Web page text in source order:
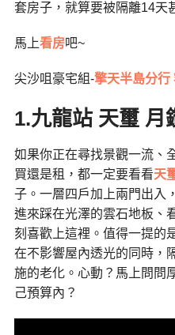
套房子，就算要被隔離14天
馬上看房吧~
尖沙咀豪宅組-擎天半島分行
1.九龍站 天璽 月
如果你正在尋找景觀一流、
買還是租，都一定要看看天
子。一層四戶加上兩門出入
進來踩在光澤的雲石地板、
刻喜歡上這裡。值得一提的
在不影響屋內透光的同時，
施的老化。心動？馬上問問
己預算內？